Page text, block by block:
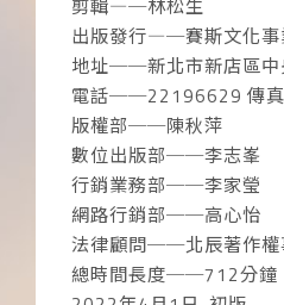
剪輯―─林松生
出版發行―─賽斯文化事
地址──新北市新店區中
電話──22196629 傳
版權部──陳秋萍
數位出版部──李志峯
行銷業務部──李家瑩
網路行銷部──高心怡
法律顧問──北辰著作權
總時間長度──712分鐘